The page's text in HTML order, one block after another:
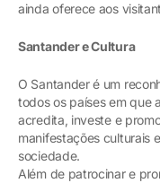
ainda oferece aos
Santander e Cultura
O Santander é um
todos os países em que
acredita, investe e
manifestações culturais
sociedade.
Além de patrocinar e